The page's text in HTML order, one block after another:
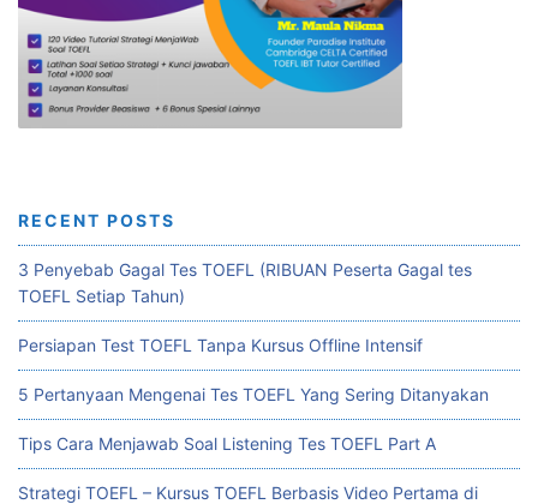
RECENT POSTS
3 Penyebab Gagal Tes TOEFL (RIBUAN Peserta Gagal tes
TOEFL Setiap Tahun)
Persiapan Test TOEFL Tanpa Kursus Offline Intensif
5 Pertanyaan Mengenai Tes TOEFL Yang Sering Ditanyakan
Tips Cara Menjawab Soal Listening Tes TOEFL Part A
Strategi TOEFL – Kursus TOEFL Berbasis Video Pertama di